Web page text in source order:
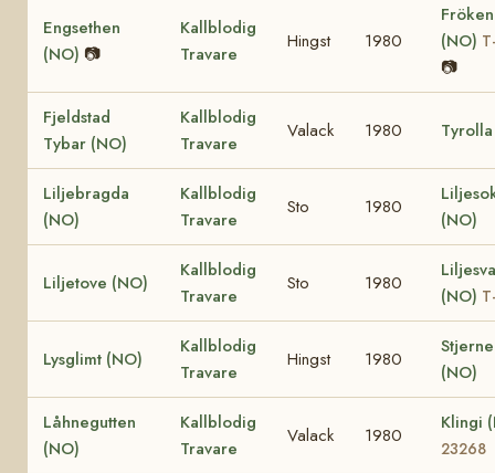
Engsethen
(NO) 📷
Kallblodig
Travare
Hingst 1980
(NO)
📷
Fjeldstad
Tybar (NO)
Kallblodig
Travare
Valack 1980
Liljebragda
(NO)
Kallblodig
Travare
Sto 1980
(NO)
Liljetove (NO)
Kallblodig
Travare
Sto 1980
(NO)
Lysglimt (NO)
Kallblodig
Travare
Hingst 1980
(NO)
Låhnegutten
(NO)
Kallblodig
Travare
Valack 1980
Klingi
23268